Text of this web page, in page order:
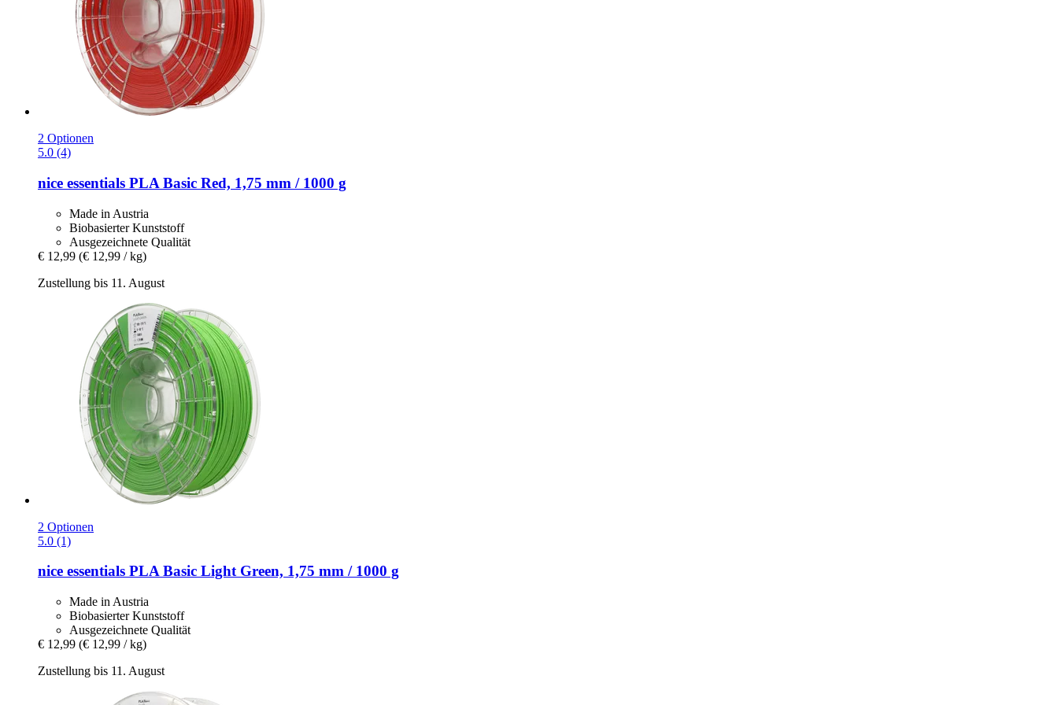
2 Optionen
5.0 (4)
nice essentials PLA Basic Red, 1,75 mm / 1000 g
Made in Austria
Biobasierter Kunststoff
Ausgezeichnete Qualität
€ 12,99 (€ 12,99 / kg)
Zustellung bis 11. August
2 Optionen
5.0 (1)
nice essentials PLA Basic Light Green, 1,75 mm / 1000 g
Made in Austria
Biobasierter Kunststoff
Ausgezeichnete Qualität
€ 12,99 (€ 12,99 / kg)
Zustellung bis 11. August